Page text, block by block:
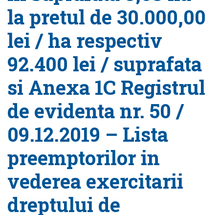
la pretul de 30.000,00
lei / ha respectiv
92.400 lei / suprafata
si Anexa 1C Registrul
de evidenta nr. 50 /
09.12.2019 – Lista
preemptorilor in
vederea exercitarii
dreptului de